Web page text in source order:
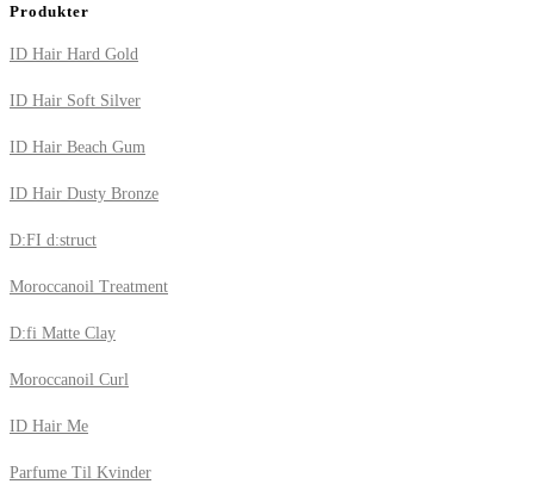
Produkter
ID Hair Hard Gold
ID Hair Soft Silver
ID Hair Beach Gum
ID Hair Dusty Bronze
D:FI d:struct
Moroccanoil Treatment
D:fi Matte Clay
Moroccanoil Curl
ID Hair Me
Parfume Til Kvinder